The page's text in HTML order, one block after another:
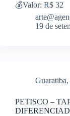
💰Valor: R$ 32
19 de
Guaratiba,
PETISCO –